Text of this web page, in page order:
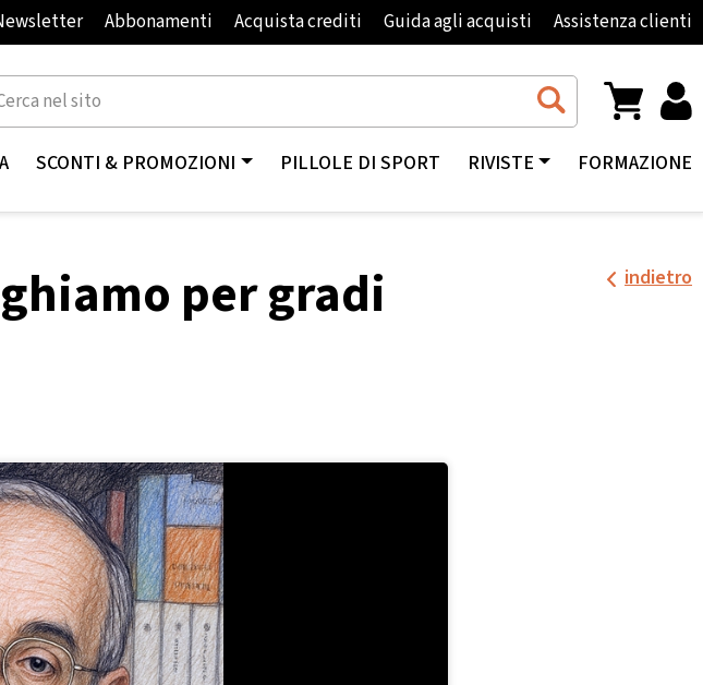
Abbonamenti Acquista crediti Guida agli acquisti Assistenza clienti
SCONTI & PROMOZIONI PILLOLE DI SPORT RIVISTE FORMAZIONE
indietro
per gradi